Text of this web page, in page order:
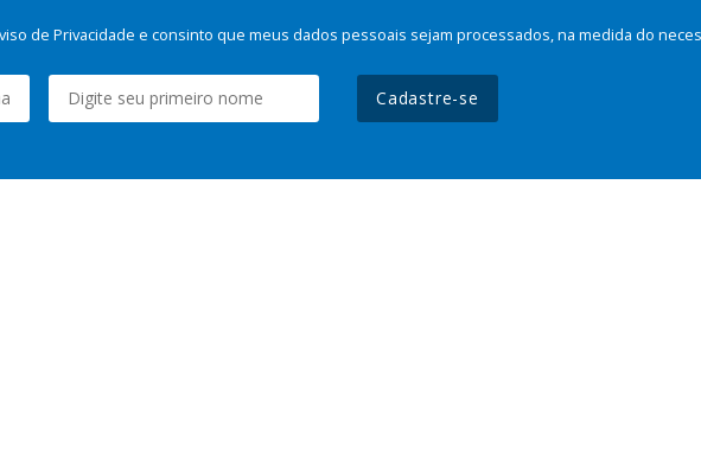
de Privacidade e consinto que meus dados pessoais sejam processados, na medida do
Cadastre-se